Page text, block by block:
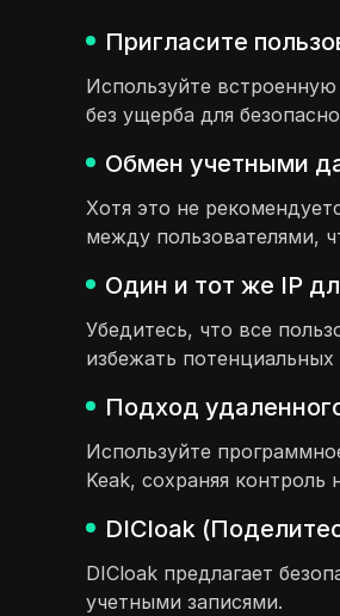
Пригласите
Используйте
без ущерба для
Обмен учетными
Хотя это не
между пользователями,
Один и тот же IP
Убедитесь, что все
избежать потенциальных
Подход
Используйте
Keak, сохраняя контроль
DICloak
DICloak предлагает
учетными записями.